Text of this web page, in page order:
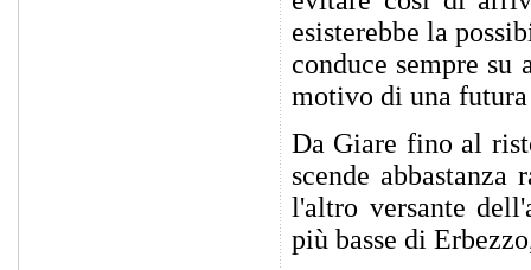
esisterebbe la
conduce sempre su
motivo di una
Da Giare fino al
scende
l'altro versante
più basse di